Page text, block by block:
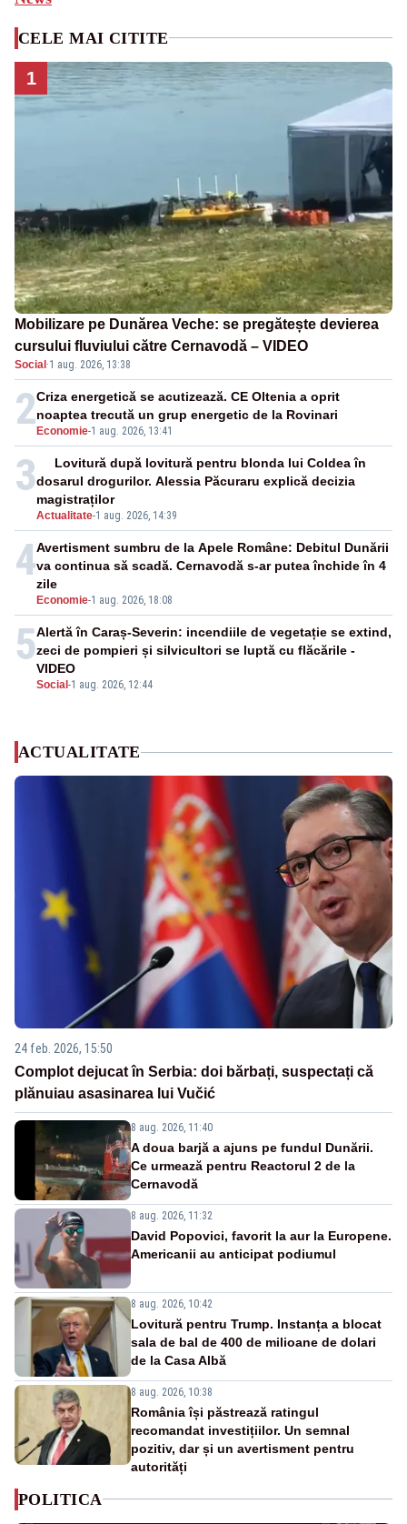
CELE MAI CITITE
1
Mobilizare pe Dunărea Veche: se pregătește devierea
cursului fluviului către Cernavodă – VIDEO
Social ·1 aug. 2026, 13:38
2 Economie-1 aug. 2026, 13:41
Criza energetică se acutizează. CE Oltenia a oprit
noaptea trecută un grup energetic de la Rovinari
3
Actualitate-1 aug. 2026, 14:39
Lovitură după lovitură pentru blonda lui Coldea în
dosarul drogurilor. Alessia Păcuraru explică decizia
magistraților
4
Economie-1 aug. 2026, 18:08
Avertisment sumbru de la Apele Române: Debitul Dunării
va continua să scadă. Cernavodă s-ar putea închide în 4
zile
5
Social -1 aug. 2026, 12:44
Alertă în Caraș-Severin: incendiile de vegetație se extind,
zeci de pompieri și silvicultori se luptă cu flăcările -
VIDEO
ACTUALITATE
24 feb. 2026, 15:50
Complot dejucat în Serbia: doi bărbați, suspectați că
plănuiau asasinarea lui Vučić
8 aug. 2026, 11:40
A doua barjă a ajuns pe fundul Dunării.
Ce urmează pentru Reactorul 2 de la
Cernavodă
8 aug. 2026, 11:32
David Popovici, favorit la aur la Europene.
Americanii au anticipat podiumul
8 aug. 2026, 10:42
Lovitură pentru Trump. Instanța a blocat
sala de bal de 400 de milioane de dolari
de la Casa Albă
8 aug. 2026, 10:38
România își păstrează ratingul
recomandat investițiilor. Un semnal
pozitiv, dar și un avertisment pentru
autorități
POLITICA